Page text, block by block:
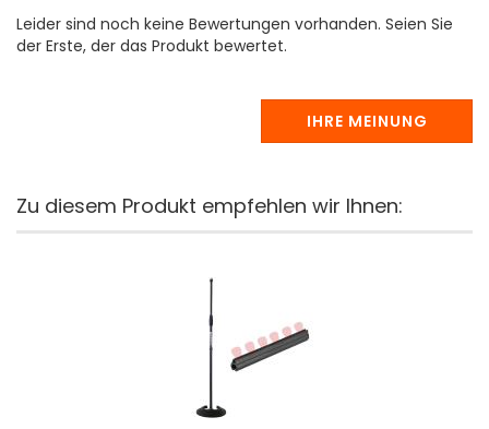
Leider sind noch keine Bewertungen vorhanden. Seien Sie
der Erste, der das Produkt bewertet.
IHRE MEINUNG
Zu diesem Produkt empfehlen wir Ihnen: